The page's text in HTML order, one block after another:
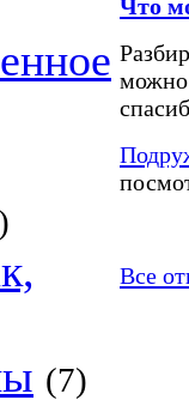
(7)
Что
можно
Все